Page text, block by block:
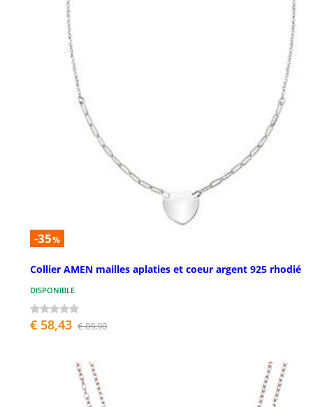
-35%
Collier AMEN mailles aplaties et coeur argent 925 rhodié
DISPONIBLE
€ 58,43 € 89,90